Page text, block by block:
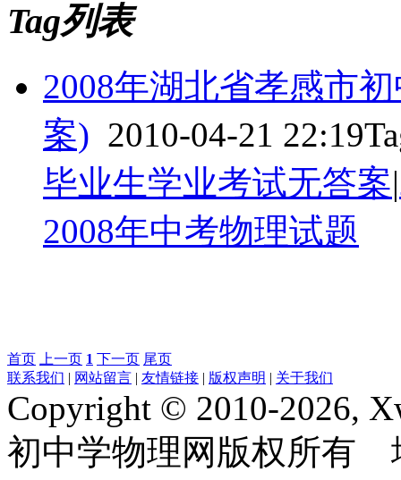
Tag列表
2008年湖北省孝感市
案) 2010-04-21 22:19
毕业生学业考试无答案|
2008年中考物理试题
首页 上一页 1 下一页 尾页
联系我们 | 网站留言 | 友情链接 | 版权声明 | 关于我们
Copyright © 2010-2026,
初中学物理网版权所有